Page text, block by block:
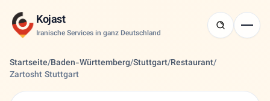
Kojast
Iranische Services in ganz Deutschland
Startseite/Baden-Württemberg/Stuttgart/Restaurant/
Zartosht Stuttgart